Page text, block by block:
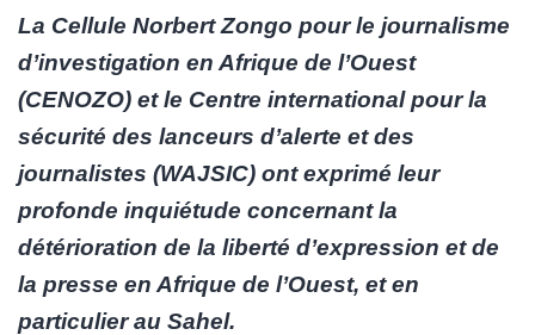
La Cellule Norbert Zongo pour le journalisme
d’investigation en Afrique de l’Ouest
(CENOZO) et le Centre international pour la
sécurité des lanceurs d’alerte et des
journalistes (WAJSIC) ont exprimé leur
profonde inquiétude concernant la
détérioration de la liberté d’expression et de
la presse en Afrique de l’Ouest, et en
particulier au Sahel.